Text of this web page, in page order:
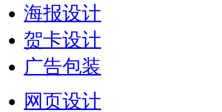
海报设计
贺卡设计
广告包装
网页设计